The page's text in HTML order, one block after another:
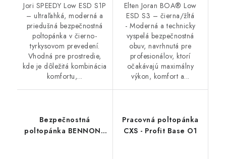
Jori SPEEDY Low ESD S1P
– ultraľahká, moderná a
priedušná bezpečnostná
poltopánka v čierno-
tyrkysovom prevedení.
Vhodná pre prostredie,
kde je dôležitá kombinácia
komfortu,...
Elten Joran BOA® Low
ESD S3 – čierna/žltá
- Moderná a technicky
vyspelá bezpečnostná
obuv, navrhnutá pre
profesionálov, ktorí
očakávajú maximálny
výkon, komfort a...
Bezpečnostná
poltopánka BENNON -
Pracovná poltopánka
CXS - Profit Base O1